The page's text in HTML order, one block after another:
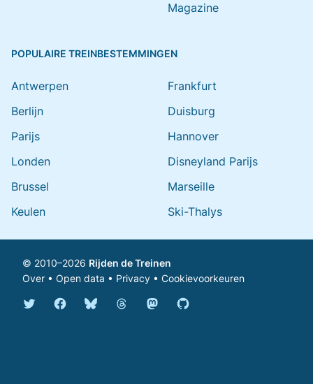
Magazine
POPULAIRE TREINBESTEMMINGEN
Antwerpen
Berlijn
Parijs
Londen
Brussel
Keulen
Frankfurt
Duisburg
Hannover
Disneyland Parijs
Marseille
Ski-Thalys
© 2010–2026 Rijden de Treinen
Over • Open data • Privacy • Cookievoorkeuren